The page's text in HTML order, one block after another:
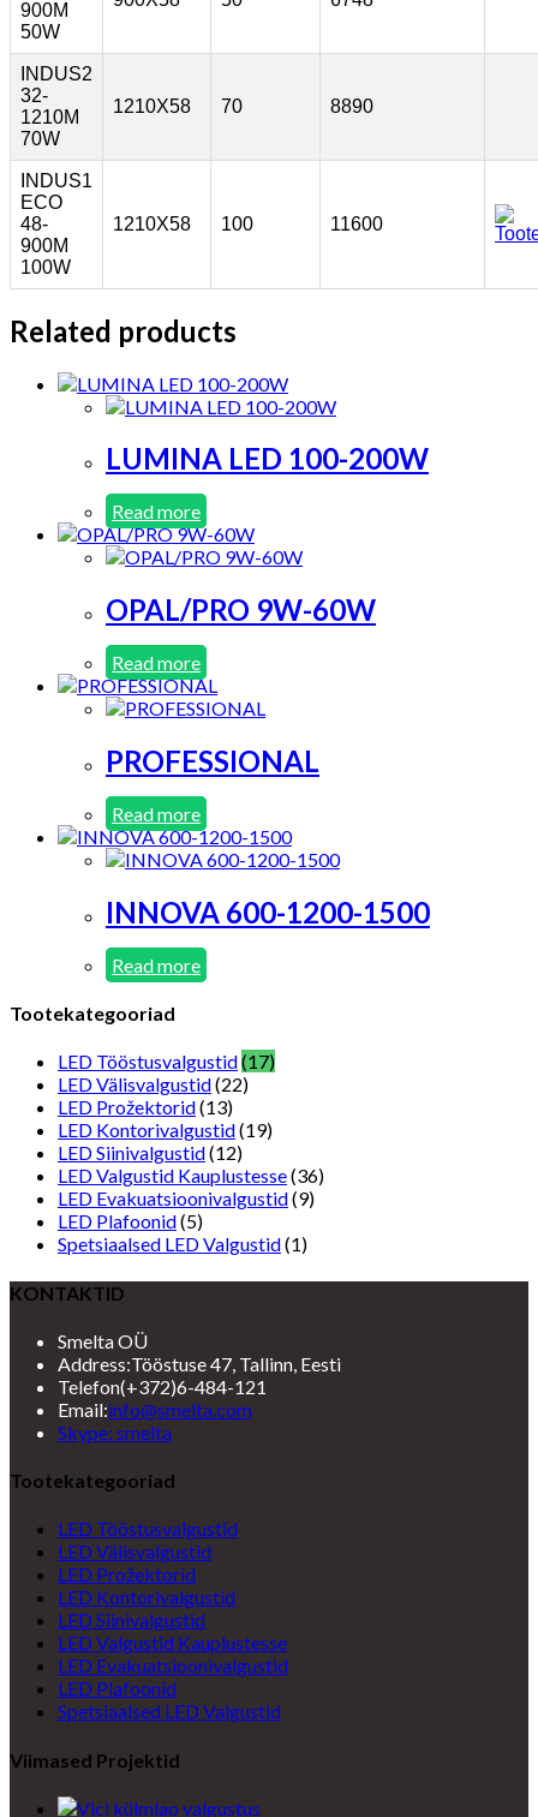
900M
50W
INDUS2
32-
1210M
70W
1210X58 70 8890
INDUS1
ECO
48-
900M
100W
1210X58 100 11600
Related products
LUMINA LED 100-200W
Read more
OPAL/PRO 9W-60W
Read more
PROFESSIONAL
Read more
INNOVA 600-1200-1500
Read more
Tootekategooriad
LED Tööstusvalgustid(17)
LED Välisvalgustid(22)
LED Prožektorid(13)
LED Kontorivalgustid(19)
LED Siinivalgustid(12)
LED Valgustid Kauplustesse(36)
LED Evakuatsioonivalgustid(9)
LED Plafoonid(5)
Spetsiaalsed LED Valgustid(1)
KONTAKTID
Smelta OÜ
Address:Tööstuse 47, Tallinn, Eesti
Telefon(+372)6-484-121
Email:info@smelta.comOpens
Skype: smeltaOpens
your
Tootekategooriad
LED Tööstusvalgustid
LED Välisvalgustid
LED Prožektorid
LED Kontorivalgustid
LED Siinivalgustid
LED Valgustid Kauplustesse
LED Evakuatsioonivalgustid
LED Plafoonid
Spetsiaalsed LED Valgustid
Viimased Projektid